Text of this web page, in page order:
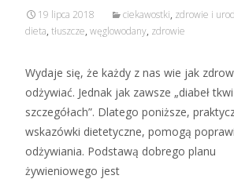
19 lipca 2018 ciekawostki, zdrowie i
dieta, tłuszcze, węglowodany, zdrowie
Wydaje się, że każdy z nas wie jak
odżywiać. Jednak jak zawsze „diabeł
szczegółach”. Dlatego poniższe,
wskazówki dietetyczne, pomogą
odżywiania. Podstawą dobrego planu
żywieniowego jest